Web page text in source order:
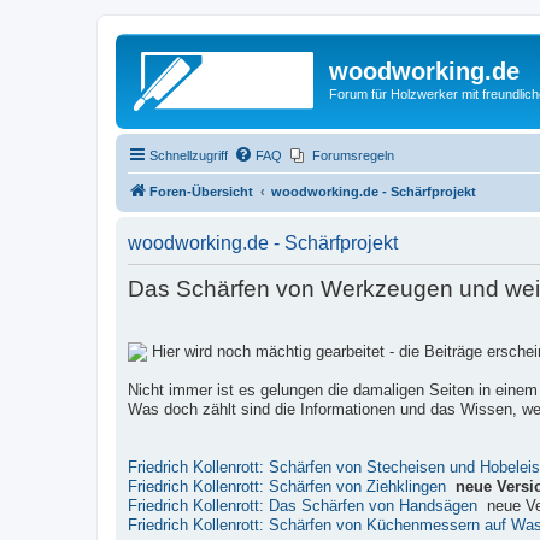
woodworking.de
Forum für Holzwerker mit
Schnellzugriff FAQ Forumsregeln
Foren-Übersicht woodworking.de - Schärfprojekt
woodworking.de - Schärfprojekt
Das Schärfen von Werkzeugen und
Hier wird noch mächtig gearbeitet - die Beiträge
Nicht immer ist es gelungen die damaligen Seiten in
Was doch zählt sind die Informationen und das Wissen,
Friedrich Kollenrott: Schärfen von Stecheisen und
Friedrich Kollenrott: Schärfen von Ziehklingen
neue
Friedrich Kollenrott: Das Schärfen von Handsägen neue
Friedrich Kollenrott: Schärfen von Küchenmessern auf